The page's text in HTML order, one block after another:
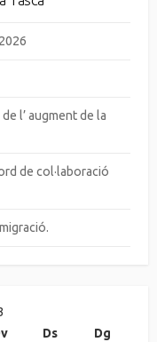
l’ augment de la
de col·laboració
Ds
Dg